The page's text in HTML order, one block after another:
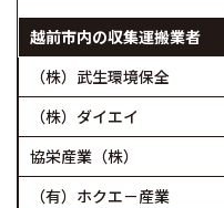
越前市内の収集運搬業者
（株）武生環境保全
（株）ダイエイ
協栄産業（株）
（有）ホクエ－産業